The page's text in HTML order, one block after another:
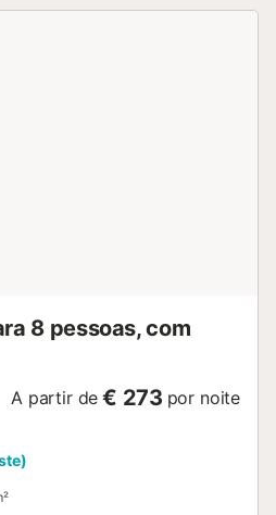
8 pessoas, com
A partir de € 273 por noite